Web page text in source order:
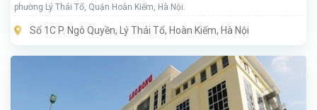
phường Lý Thái Tổ, Quận Hoàn Kiếm, Hà Nội.
Số 1C P. Ngô Quyền, Lý Thái Tổ, Hoàn Kiếm, Hà Nội